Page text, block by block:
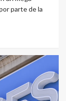
parte de la